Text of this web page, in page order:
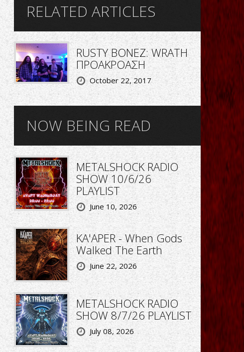
RELATED ARTICLES
RUSTY BONEZ: WRATH
ΠΡΟΑΚΡΟΑΣΗ
October 22, 2017
NOW BEING READ
METALSHOCK RADIO
SHOW 10/6/26
PLAYLIST
June 10, 2026
KA'APER - When Gods
Walked The Earth
June 22, 2026
METALSHOCK RADIO
SHOW 8/7/26 PLAYLIST
July 08, 2026